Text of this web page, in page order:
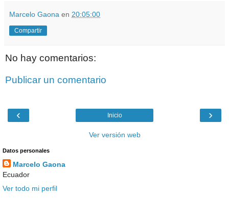
Marcelo Gaona en 20:05:00
Compartir
No hay comentarios:
Publicar un comentario
‹ ›
Inicio
Ver versión web
Datos personales
Marcelo Gaona
Ecuador
Ver todo mi perfil